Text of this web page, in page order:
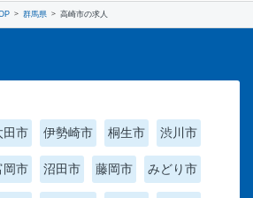
群馬県 高崎市の求人
田市 伊勢崎市 桐生市 渋川市
岡市 沼田市 藤岡市 みどり市